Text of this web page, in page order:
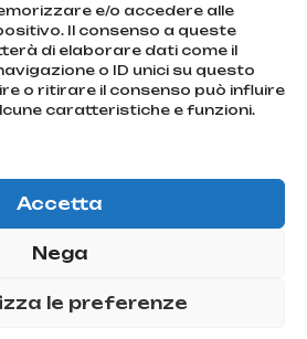
e/o accedere alle
Il consenso a queste
di elaborare dati come il
o ID unici su questo
o ritirare il consenso può influire
caratteristiche e funzioni.
Accetta
Nega
le preferenze
C.F
Iscriviti
newsletter!
Iscriviti!